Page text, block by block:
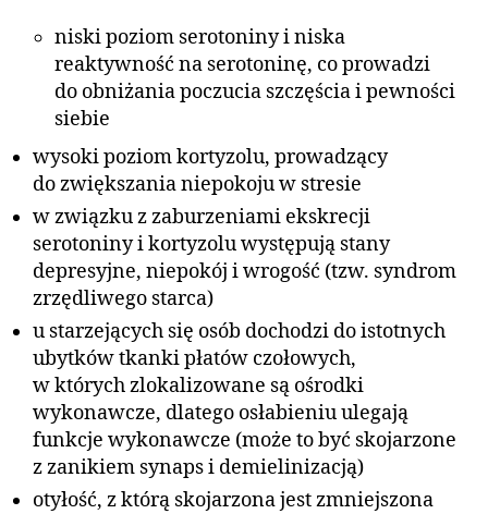
niski poziom serotoniny i niska
reaktywność na serotoninę, co prowadzi
do obniżania poczucia szczęścia i pewności
siebie
wysoki poziom kortyzolu, prowadzący
do zwiększania niepokoju w stresie
w związku z zaburzeniami ekskrecji
serotoniny i kortyzolu występują stany
depresyjne, niepokój i wrogość (tzw. syndrom
zrzędliwego starca)
u starzejących się osób dochodzi do istotnych
ubytków tkanki płatów czołowych,
w których zlokalizowane są ośrodki
wykonawcze, dlatego osłabieniu ulegają
funkcje wykonawcze (może to być skojarzone
z zanikiem synaps i demielinizacją)
otyłość, z którą skojarzona jest zmniejszona